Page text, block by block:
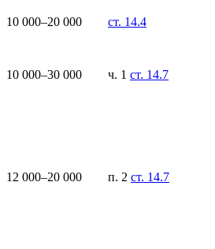
10 000–20 000 ст. 14.4
10 000–30 000 ч. 1 ст. 14.7
12 000–20 000 п. 2 ст. 14.7